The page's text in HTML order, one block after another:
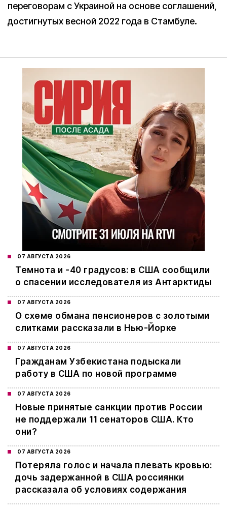
переговорам с Украиной на основе соглашений,
достигнутых весной 2022 года в Стамбуле.
07 АВГУСТА 2026
Темнота и -40 градусов: в США сообщили
о спасении исследователя из Антарктиды
07 АВГУСТА 2026
О схеме обмана пенсионеров с золотыми
слитками рассказали в Нью-Йорке
07 АВГУСТА 2026
Гражданам Узбекистана подыскали
работу в США по новой программе
07 АВГУСТА 2026
Новые принятые санкции против России
не поддержали 11 сенаторов США. Кто
они?
07 АВГУСТА 2026
Потеряла голос и начала плевать кровью:
дочь задержанной в США россиянки
рассказала об условиях содержания